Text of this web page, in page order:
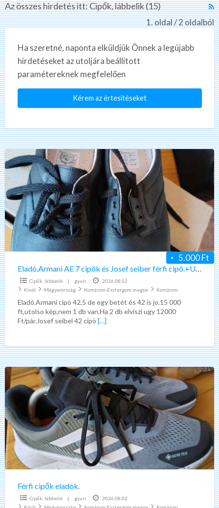
Az összes hirdetés itt: Cipők, lábbelik (15)
1. oldal / 2 oldalból
Ha szeretné, naponta elküldjük Önnek a legújabb
hirdetéseket az utoljára beállított
paramétereknek megfelelően
Kérem az értesítéseket
Eladó.Armani
AE
7
cipök
és
Josef
seiber
férfi
cipö.+Uj
cipö
5.000 Ft
Eladó.Armani AE 7 cipök és Josef seiber férfi cipö.+Uj cipö
Cipők, lábbelik | gyuri.
2026.08.02
Kínál
Magyarország Komárom-Esztergom megye Komárom
Eladó.Armani cipö 42,5 de egy betét és 42 is jo.15 000
ft,utolso kép,nem 1 db van.Ha 2 db elviszi ugy 12000
Ft/pár.Josef seibel 42 cipö […]
Férfi
cipők
eladók.
Férfi cipők eladók.
Cipők, lábbelik | gyuri.
2026.08.02